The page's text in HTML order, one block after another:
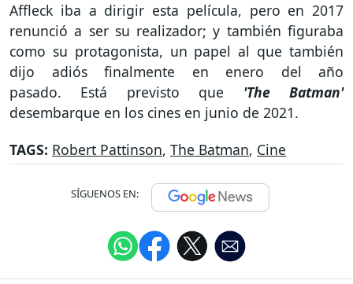
Affleck iba a dirigir esta película, pero en 2017
renunció a ser su realizador; y también figuraba
como su protagonista, un papel al que también
dijo adiós finalmente en enero del año
pasado. Está previsto que 'The Batman'
desembarque en los cines en junio de 2021.
TAGS: Robert Pattinson, The Batman, Cine
SÍGUENOS EN: